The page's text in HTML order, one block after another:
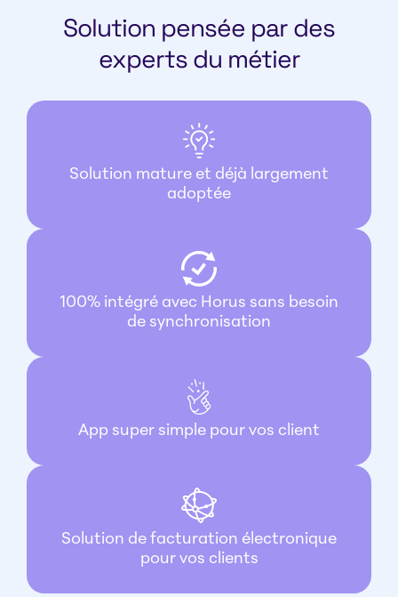
Solution pensée par des
experts du métier
Solution mature et déjà largement
adoptée
100% intégré avec Horus sans besoin
de synchronisation
App super simple pour vos client
Solution de facturation électronique
pour vos clients